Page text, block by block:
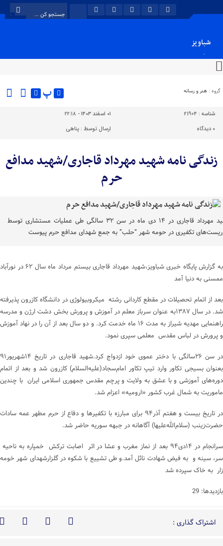
شباویز
پایگاه خبری شباویز
گروه : هنر و رسانه پ
شناسه : 21904
۰۱ اسفند ۱۴۰۳ - ۲۲:۱۸
۰ دیدگاه ارسال توسط :پناهی
زندگی نامه شهید مهرداد قاجاری/شهید مدافع
حرم
شهید مهرداد قاجاری در ۱۴ دی ماه در سن ۳۲ سالگی طی عملیات مستشاری توسط
تکفیری‌ در حومه شهر “حلب” به جمع شهدای مدافع حرم پیوست
به گزارش پایگاه خبری شباویز،شهید مهرداد قاجاری بیستم مرداد ماه سال ۶۲ در نورآباد
ممسنی به دنیا آمد
بعد از اتمام تحصیلات در مقطع کاردانی رشته میکروبیولوژی در دانشگاه کازرون پذیرفته
شد. در سال ۱۳۸۷به عنوان سرباز معلم در آموزش‌ و پرورش بخش دشت ارژن و مدرسه
راهنمایی مهدیه شیراز به مدت ۱۶ ماه خدمت کرد. و دو سال بعد از آن را در نهاد آموزش‌
و پرورش در لباس مقدس معلمی سپری نمود.
در سن ۲۶سالگی با دختر عموی خود ازدواج کرد.شهید قاجاری در تاریخ ۱۴شهریور۹۱
بعنوان بسیجی تکاور وارد تیپ تکاور امام‌سجاد(علیه‌السلام) کازرون شد و بعد از اتمام
دوره‌های آموزشی و با عشق به ولایت و پرچم مقدس جمهوری‌ اسلامی ایران با چندین
ماموریت به شمال غرب کشور «ارومیه» اعزام شد.
در تاریخ بیست و هفتم آذر۹۴ برای مبارزه با تکفیرها و دفاع از حرم مطهر عمه سادات
حضرت‌زینب (سلام‌الله‌علیها) آگاهانه در جبهه سوریه حاضر شد.
سرانجام در ۱۴دی۹۴ بعد از نماز مغرب و عشا در اثر اصابت ترکش خمپاره به ناحیه
سر، سینه و به فیض شهادت نائل آمد.و طی تشییع با شکوه در گلزارشهدای شهر خومه
زار به خاک سپرده شد
بازدیدها: 29
اشتراک گذاری :